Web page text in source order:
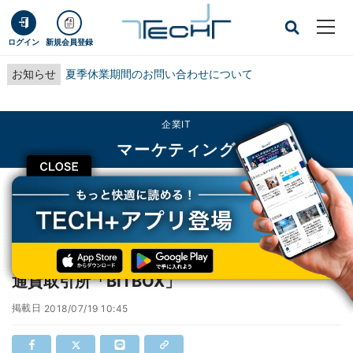
ログイン 新規会員登録
お知らせ 夏季休業期間のお問い合わせについて
CLOSE
企業IT
マーケティング
TECH+ 企業IT
マーケティング
LINE、日本・米国除く世界で取引可能な仮想通貨取引所「BITBOX」
LINE、日本・米国除く世界で取引可能な仮想
通貨取引所「BITBOX」
掲載日 2018/07/19 10:45